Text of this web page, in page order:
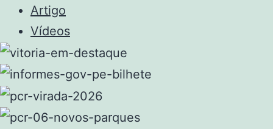
Artigo
Vídeos